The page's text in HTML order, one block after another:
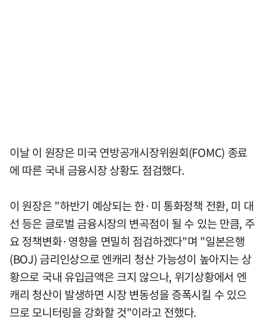
이날 이 원장은 미국 연방공개시장위원회(FOMC) 종료
에 따른 국내 금융시장 상황도 점검했다.
이 원장은 "하반기 예상되는 한·미 통화정책 전환, 미 대
선 등은 글로벌 금융시장의 변곡점이 될 수 있는 만큼, 주
요 정책변화·영향을 면밀히 점검하겠다"며 "일본은행
(BOJ) 금리인상으로 엔캐리 청산 가능성이 높아지는 상
황으로 국내 유입금액은 크지 않으나, 위기상황에서 엔
캐리 청산이 발생하면 시장 변동성을 증폭시킬 수 있으
므로 모니터링을 강화할 것"이라고 전했다.